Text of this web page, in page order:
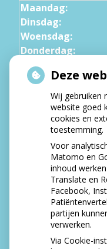
Maandag:
Dinsdag:
Woensdag:
Donderdag:
Vrijdag:
NIEUWS
Let op: valse
openstaande
Tanden
Gezond
mond
Naar de
hoede!
die aftrekbaar zijn
Deze
Wij gebruiken
website goed
cookies en
toestemming.
Voor
Matomo en
inhoud
Translate en
Facebook,
partijen
verwerken.
Via Cookie-